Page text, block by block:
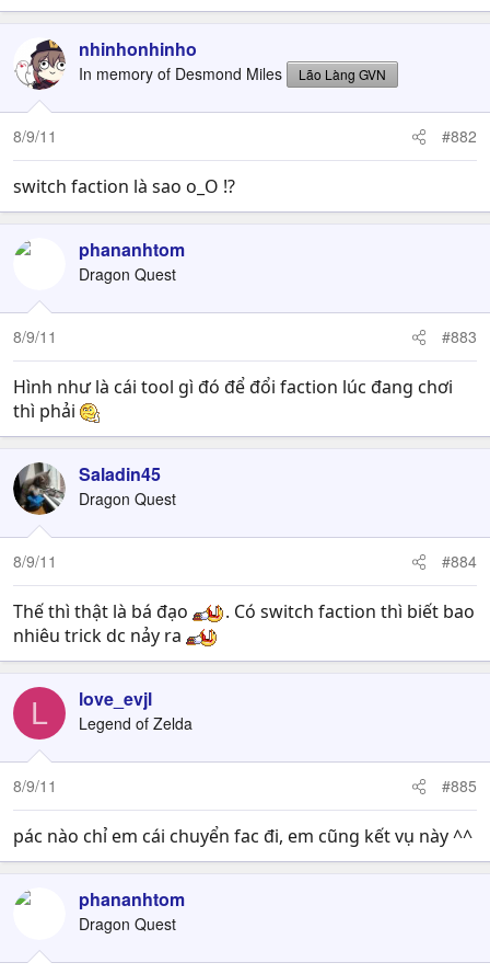
nhinhonhinho
In memory of Desmond Miles Lão Làng GVN
8/9/11 #882
switch faction là sao o_O !?
phananhtom
Dragon Quest
8/9/11 #883
Hình như là cái tool gì đó để đổi faction lúc đang chơi
thì phải
Saladin45
Dragon Quest
8/9/11 #884
Thế thì thật là bá đạo
. Có switch faction thì biết bao
nhiêu trick dc nảy ra
L love_evjl
Legend of Zelda
8/9/11 #885
pác nào chỉ em cái chuyển fac đi, em cũng kết vụ này ^^
phananhtom
Dragon Quest